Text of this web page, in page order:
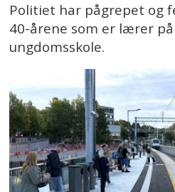
Politiet har pågrepet og
40-årene som er lærer på
ungdomsskole.